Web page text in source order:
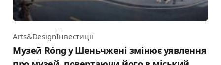
Category
Arts&DesignІнвестиції
Музей Róng у Шеньчжені змінює уявлення